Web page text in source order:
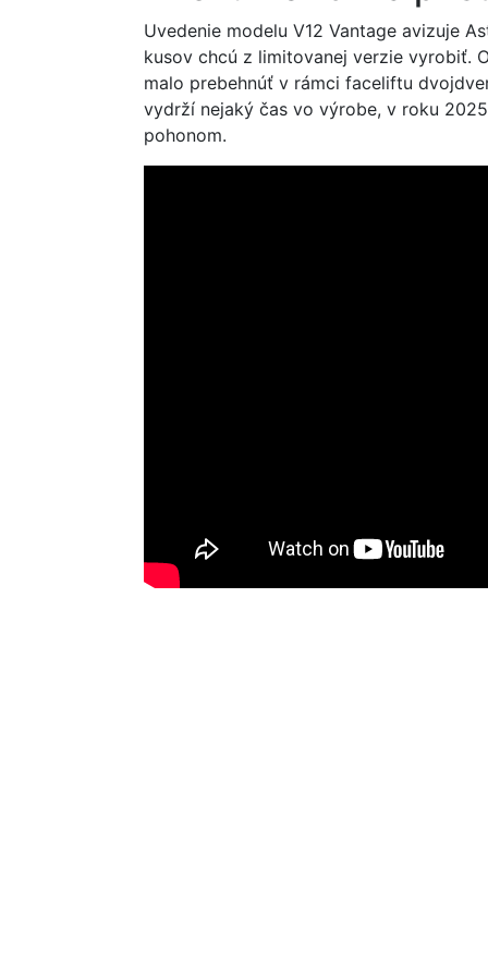
Uvedenie modelu V12 Vantage avizuje
kusov chcú z limitovanej verzie vyrobiť.
malo prebehnúť v rámci faceliftu
vydrží nejaký čas vo výrobe, v roku
pohonom.